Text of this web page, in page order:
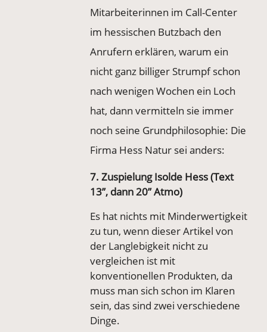
Mitarbeiterinnen im Call-Center
im hessischen Butzbach den
Anrufern erklären, warum ein
nicht ganz billiger Strumpf schon
nach wenigen Wochen ein Loch
hat, dann vermitteln sie immer
noch seine Grundphilosophie: Die
Firma Hess Natur sei anders:
7. Zuspielung Isolde Hess (Text
13’’, dann 20’’ Atmo)
Es hat nichts mit Minderwertigkeit
zu tun, wenn dieser Artikel von
der Langlebigkeit nicht zu
vergleichen ist mit
konventionellen Produkten, da
muss man sich schon im Klaren
sein, das sind zwei verschiedene
Dinge.